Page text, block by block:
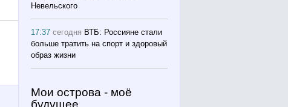
Невельского
17:37сегодня ВТБ: Россияне стали
больше тратить на спорт и здоровый
образ жизни
Мои острова - моё
будущее